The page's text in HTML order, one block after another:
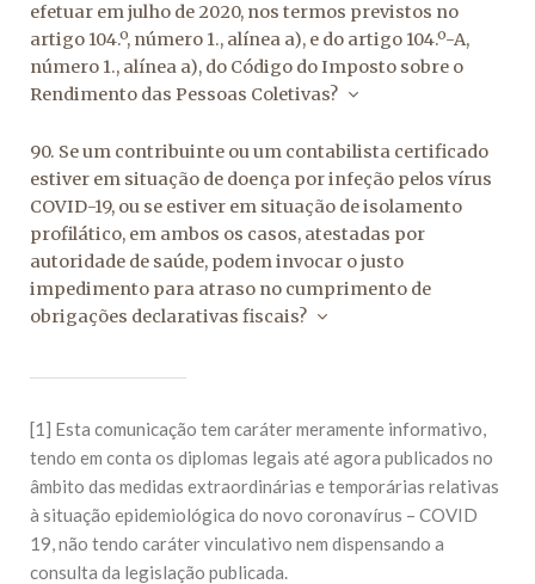
efetuar em julho de 2020, nos termos previstos no
artigo 104.º, número 1., alínea a), e do artigo 104.º-A,
número 1., alínea a), do Código do Imposto sobre o
Rendimento das Pessoas Coletivas?
90. Se um contribuinte ou um contabilista certificado
estiver em situação de doença por infeção pelos vírus
COVID-19, ou se estiver em situação de isolamento
profilático, em ambos os casos, atestadas por
autoridade de saúde, podem invocar o justo
impedimento para atraso no cumprimento de
obrigações declarativas fiscais?
[1] Esta comunicação tem caráter meramente informativo,
tendo em conta os diplomas legais até agora publicados no
âmbito das medidas extraordinárias e temporárias relativas
à situação epidemiológica do novo coronavírus – COVID
19, não tendo caráter vinculativo nem dispensando a
consulta da legislação publicada.